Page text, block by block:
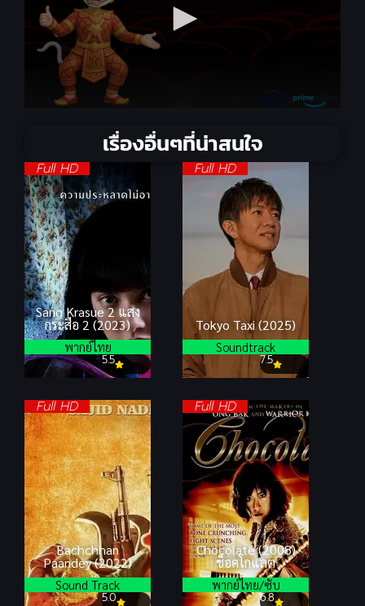
เรื่องอื่นๆที่น่าสนใจ
Full HD
Sang Krasue 2 แสง
กระสือ 2 (2023)
5.5
พากย์ไทย
Full HD
Tokyo Taxi (2025)
7.5
Soundtrack
Full HD
Bachchhan
Paandey (2022)
5.0
Sound Track
Full HD
Chocolate (2008)
ช็อคโกแลต
6.8
พากย์ไทย/ซับ